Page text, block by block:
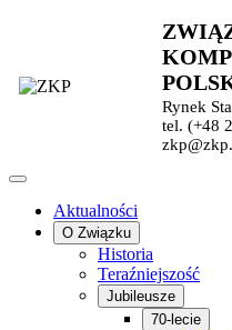
Rynek
tel. (+48
Aktualności
O Związku
Historia
Teraźniejszość
Jubileusze
70-lecie